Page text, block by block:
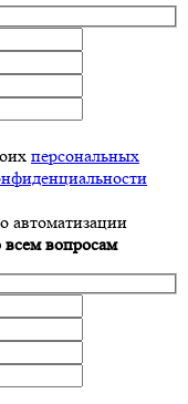
персональных
автоматизации
всем вопросам